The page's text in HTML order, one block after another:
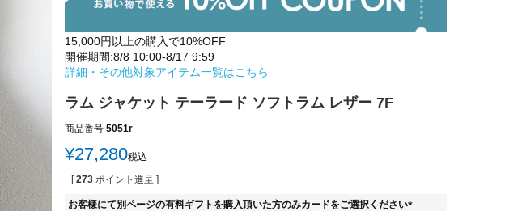
15,000円以上の購入で10%OFF
開催期間:8/8 10:00-8/17 9:59
詳細・その他対象アイテム一覧はこちら
ラム ジャケット テーラード ソフトラム レザー 7F
商品番号 5051r
¥27,280税込
[ 273 ポイント進呈 ]
お客様にて別ページの有料ギフトを購入頂いた方のみカードをご選択ください